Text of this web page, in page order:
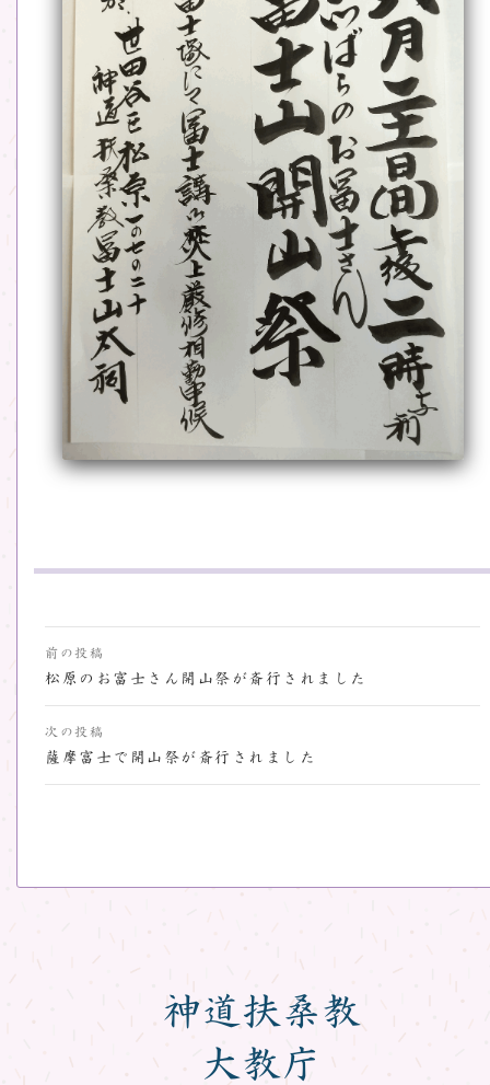
投
稿
ナ
ビ
前の投稿
松原のお富士さん開山祭が斎行されました
次の投稿
薩摩富士で開山祭が斎行されました
神道扶桑教
大教庁